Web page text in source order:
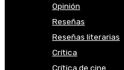
Opinión
Reseñas
Reseñas literarias
Crítica
Crítica de cine